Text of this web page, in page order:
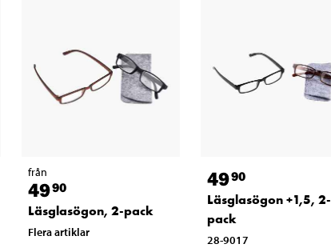
från
4990
Läsglasögon, 2-pack
Flera artiklar
4990
Läsglasögon +1,5, 2-
pack
28-9017